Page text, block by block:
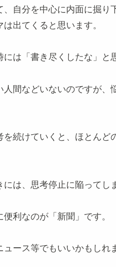
、自分を中心に内面に掘り
は出てくると思います。
には「書き尽くしたな」と
人間などいないのですが、
を続けていくと、ほとんど
には、思考停止に陥ってし
便利なのが「新聞」です。
ュース等でもいいかもしれ